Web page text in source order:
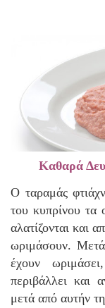
Καθαρά
Ο ταραμάς
του κυπρίνου τα
αλατίζονται και
ωριμάσουν.
έχουν
περιβάλλει και
μετά από αυτήν